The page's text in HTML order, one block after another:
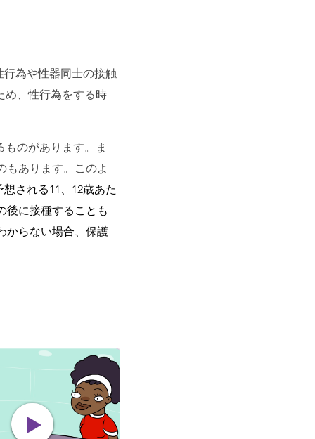
行為や性器同士の接触
め、性行為をする時
のがあります。ま
もあります。このよ
される11、12歳あた
後に接種することも
からない場合、保護